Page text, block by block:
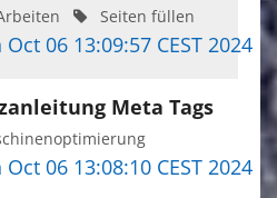
Seiten füllen
Oct 06 13:09:57 CEST 2024
Meta Tags
Oct 06 13:08:10 CEST 2024